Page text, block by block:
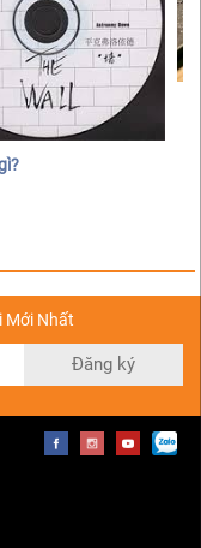
Mới Nhất
Đăng ký